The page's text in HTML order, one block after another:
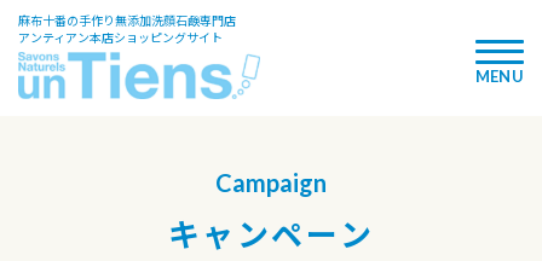
麻布十番の手作り無添加洗顔石鹸専門店
アンティアン本店ショッピングサイト
Campaign
キャンペーン